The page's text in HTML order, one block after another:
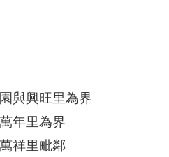
與興旺里為界
年里為界
祥里毗鄰